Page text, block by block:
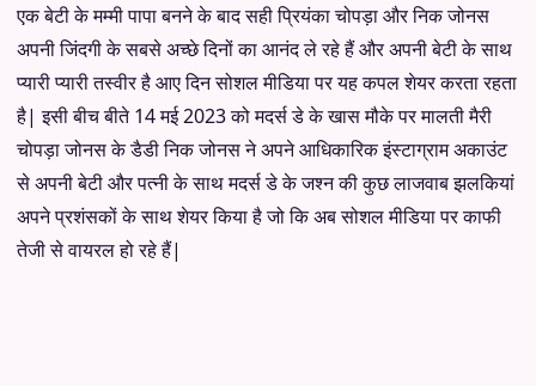
एक बेटी के मम्मी पापा बनने के बाद सही प्रियंका चोपड़ा और निक जोनस
अपनी जिंदगी के सबसे अच्छे दिनों का आनंद ले रहे हैं और अपनी बेटी के साथ
प्यारी प्यारी तस्वीर है आए दिन सोशल मीडिया पर यह कपल शेयर करता रहता
है| इसी बीच बीते 14 मई 2023 को मदर्स डे के खास मौके पर मालती मैरी
चोपड़ा जोनस के डैडी निक जोनस ने अपने आधिकारिक इंस्टाग्राम अकाउंट
से अपनी बेटी और पत्नी के साथ मदर्स डे के जश्न की कुछ लाजवाब झलकियां
अपने प्रशंसकों के साथ शेयर किया है जो कि अब सोशल मीडिया पर काफी
तेजी से वायरल हो रहे हैं|